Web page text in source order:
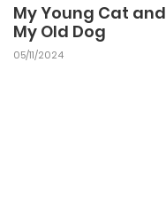
My Young Cat and
My Old Dog
05/11/2024